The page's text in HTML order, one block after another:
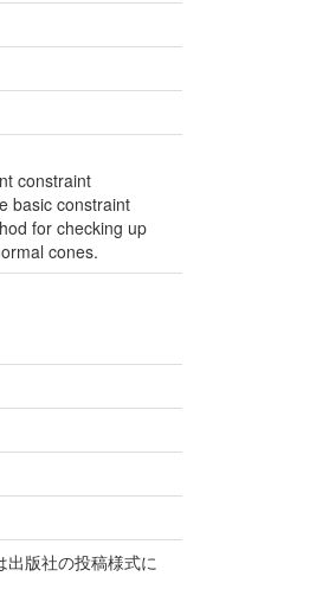
constraint
basic constraint
for checking up
cones.
版社の投稿様式に